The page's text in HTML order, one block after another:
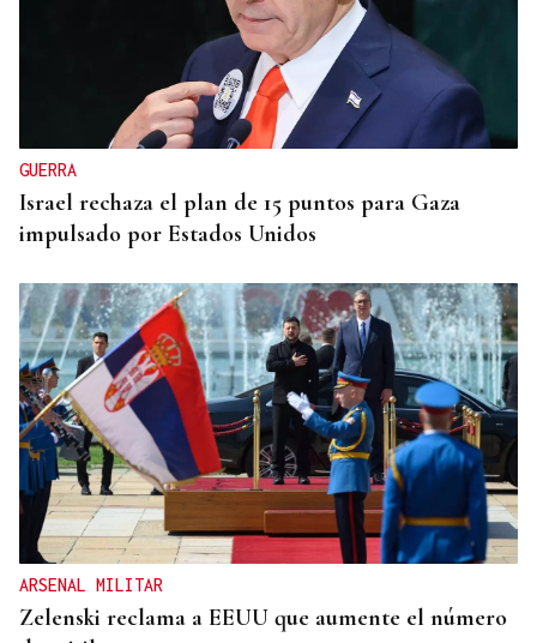
GUERRA
Israel rechaza el plan de 15 puntos para Gaza
impulsado por Estados Unidos
ARSENAL MILITAR
Zelenski reclama a EEUU que aumente el número